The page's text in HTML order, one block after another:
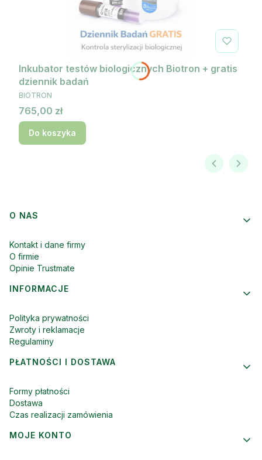
Inkubator testów biologicznych Biotron + gratis
dziennik badań
PRODUCENT
BIOTRON
Cena
765,00 zł
Do koszyka
Linki w stopce
O NAS
Kontakt i dane firmy
O firmie
Opinie Trustmate
INFORMACJE
Polityka prywatności
Zwroty i reklamacje
Regulaminy
PŁATNOŚCI I DOSTAWA
Formy płatności
Dostawa
Czas realizacji zamówienia
MOJE KONTO